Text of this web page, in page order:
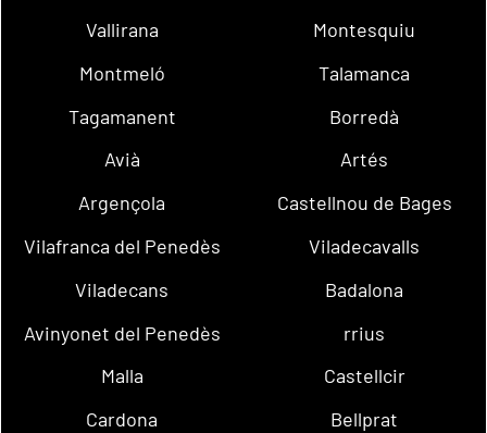
Vallirana
Montesquiu
Montmeló
Talamanca
Tagamanent
Borredà
Avià
Artés
Argençola
Castellnou de Bages
Vilafranca del Penedès
Viladecavalls
Viladecans
Badalona
Avinyonet del Penedès
rrius
Malla
Castellcir
Cardona
Bellprat